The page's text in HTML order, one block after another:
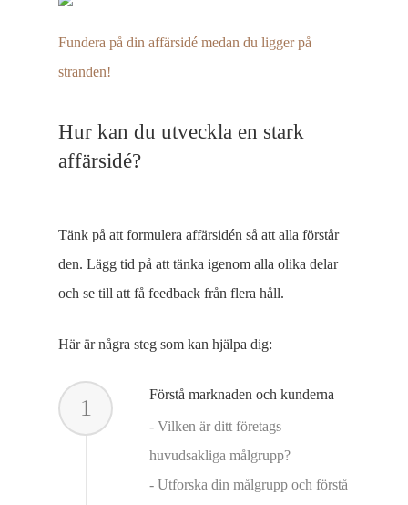
Fundera på din affärsidé medan du ligger på
stranden!
Hur kan du utveckla en stark
affärsidé?
Tänk på att formulera affärsidén så attalla förstår
den. Lägg tid på att tänka igenomalla olika delar
och se till att få feedback från flera håll.
Här är några steg som kan hjälpa dig:
1
Förstå marknaden och kunderna
- Vilken är ditt företags
huvudsakliga målgrupp?
- Utforska din målgrupp och förstå